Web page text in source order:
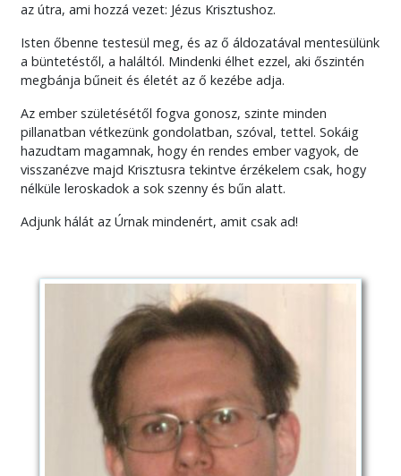
az útra, ami hozzá vezet: Jézus Krisztushoz.
Isten őbenne testesül meg, és az ő áldozatával mentesülünk
a büntetéstől, a haláltól. Mindenki élhet ezzel, aki őszintén
megbánja bűneit és életét az ő kezébe adja.
Az ember születésétől fogva gonosz, szinte minden
pillanatban vétkezünk gondolatban, szóval, tettel. Sokáig
hazudtam magamnak, hogy én rendes ember vagyok, de
visszanézve majd Krisztusra tekintve érzékelem csak, hogy
nélküle leroskadok a sok szenny és bűn alatt.
Adjunk hálát az Úrnak mindenért, amit csak ad!